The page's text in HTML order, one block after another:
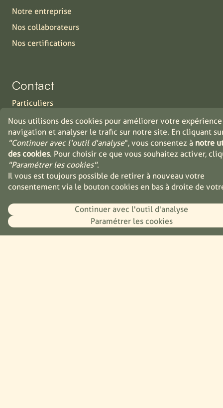
Nous utilisons des cookies pour améliorer votre
navigation et analyser le trafic sur notre site. En cliquant
"Continuer avec l'outil d'analyse", vous consentez à notre
des cookies. Pour choisir ce que vous souhaitez activer,
"Paramétrer les cookies".
Il vous est toujours possible de retirer à nouveau votre
consentement via le bouton cookies en bas à droite de
Continuer avec l'outil d'analyse
Paramétrer les cookies
Notre entreprise
Nos collaborateurs
Nos certifications
Contact
Particuliers
Industrie
Distributeurs
Jobs
Durabilité
Projet du moment
Énergie